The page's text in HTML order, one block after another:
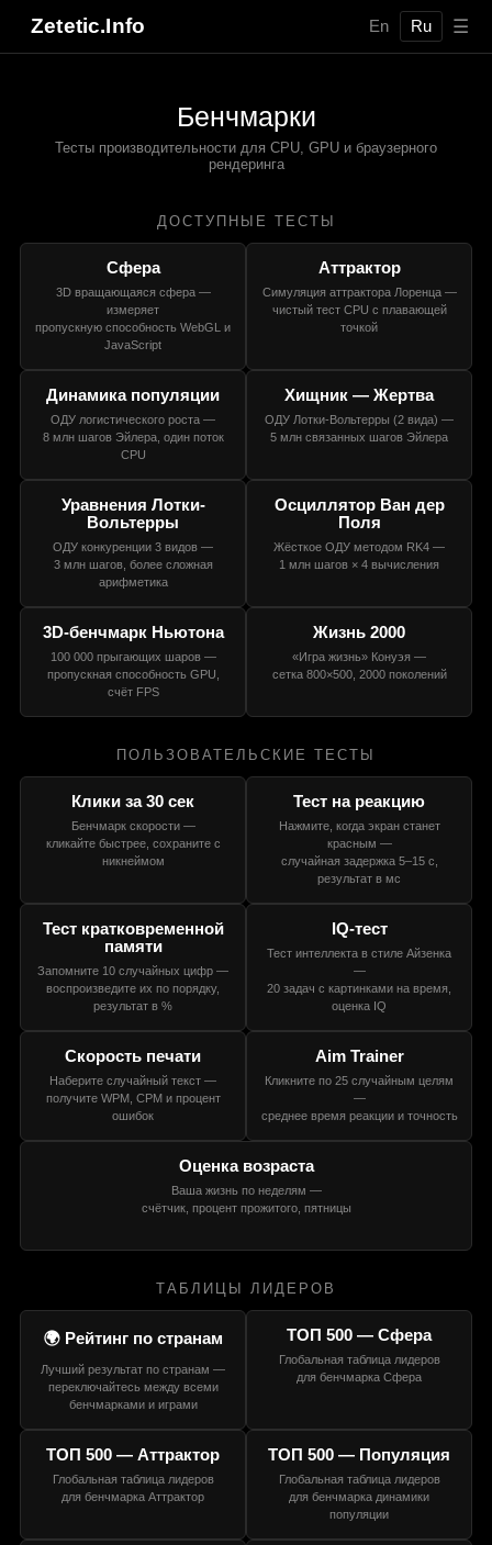
Zetetic.Info En Ru ☰
Бенчмарки
Тесты производительности для CPU, GPU и браузерного
рендеринга
ДОСТУПНЫЕ ТЕСТЫ
Сфера
3D вращающаяся сфера —
измеряет
пропускную способность WebGL и
JavaScript
Аттрактор
Симуляция аттрактора Лоренца —
чистый тест CPU с плавающей
точкой
Динамика популяции
ОДУ логистического роста —
8 млн шагов Эйлера, один поток
CPU
Хищник — Жертва
ОДУ Лотки-Вольтерры (2 вида) —
5 млн связанных шагов Эйлера
Уравнения Лотки-
Вольтерры
ОДУ конкуренции 3 видов —
3 млн шагов, более сложная
арифметика
Осциллятор Ван дер
Поля
Жёсткое ОДУ методом RK4 —
1 млн шагов × 4 вычисления
3D-бенчмарк Ньютона
100 000 прыгающих шаров —
пропускная способность GPU,
счёт FPS
Жизнь 2000
«Игра жизнь» Конуэя —
сетка 800×500, 2000 поколений
ПОЛЬЗОВАТЕЛЬСКИЕ ТЕСТЫ
Клики за 30 сек
Бенчмарк скорости —
кликайте быстрее, сохраните с
никнеймом
Тест на реакцию
Нажмите, когда экран станет
красным —
случайная задержка 5–15 с,
результат в мс
Тест кратковременной
памяти
Запомните 10 случайных цифр —
воспроизведите их по порядку,
результат в %
IQ-тест
Тест интеллекта в стиле Айзенка
—
20 задач с картинками на время,
оценка IQ
Скорость печати
Наберите случайный текст —
получите WPM, CPM и процент
ошибок
Aim Trainer
Кликните по 25 случайным целям
—
среднее время реакции и точность
Оценка возраста
Ваша жизнь по неделям —
счётчик, процент прожитого, пятницы
ТАБЛИЦЫ ЛИДЕРОВ
🌍 Рейтинг по странам
Лучший результат по странам —
переключайтесь между всеми
бенчмарками и играми
ТОП 500 — Сфера
Глобальная таблица лидеров
для бенчмарка Сфера
ТОП 500 — Аттрактор
Глобальная таблица лидеров
для бенчмарка Аттрактор
ТОП 500 — Популяция
Глобальная таблица лидеров
для бенчмарка динамики
популяции